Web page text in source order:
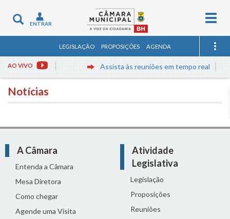
Toggle
navigation
ENTRAR
LEGISLAÇÃO PROPOSIÇÕES AGENDA
AO VIVO Assista às reuniões em tempo real
Notícias
A Câmara
Entenda a Câmara
Mesa Diretora
Como chegar
Agende uma Visita
Atividade
Legislativa
Legislação
Proposições
Reuniões